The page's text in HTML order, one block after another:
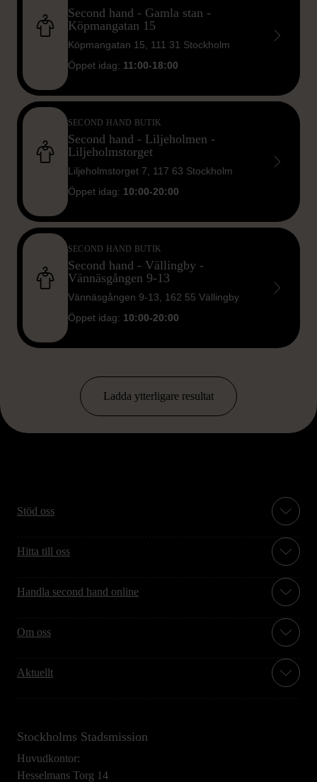
Second hand - Gamla stan -
Köpmangatan 15
Köpmangatan 15, 111 31 Stockholm
Öppet idag: 11:00-18:00
SECOND HAND BUTIK
Second hand - Liljeholmen -
Liljeholmstorget
Liljeholmstorget 7, 117 63 Stockholm
Öppet idag: 10:00-20:00
SECOND HAND BUTIK
Second hand - Vällingby -
Vännäsgången 9-13
Vännäsgången 9-13, 162 55 Vällingby
Öppet idag: 10:00-20:00
Ladda ytterligare resultat
Stöd oss
Hitta till oss
Handla second hand online
Om oss
Aktuellt
Stockholms Stadsmission
Huvudkontor:
Hesselmans Torg 14